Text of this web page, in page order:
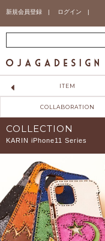
新規会員登録 | ログイン |
ITEM
COLLABORATION
COLLECTION
KARIN iPhone11 Series